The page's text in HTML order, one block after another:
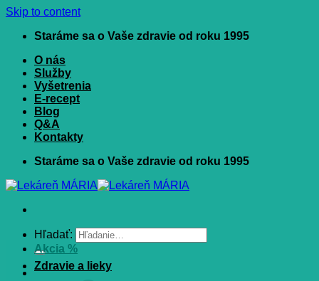
Skip to content
Staráme sa o Vaše zdravie od roku 1995
O nás
Služby
Vyšetrenia
E-recept
Blog
Q&A
Kontakty
Staráme sa o Vaše zdravie od roku 1995
Hľadať:
Akcia %
Zdravie a lieky